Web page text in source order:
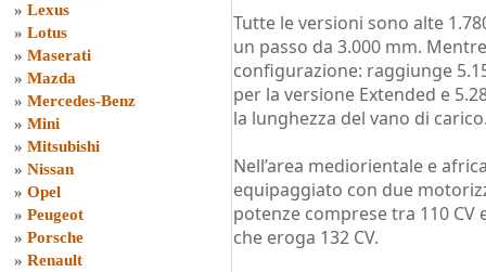
» Lexus
» Lotus
» Maserati
» Mazda
» Mercedes-Benz
» Mini
» Mitsubishi
» Nissan
» Opel
» Peugeot
» Porsche
» Renault
Tutte le versioni sono alte
un passo da 3.000 mm.
configurazione: raggiunge
per la versione Extended e
la lunghezza del vano di
Nell’area mediorientale e
equipaggiato con due
potenze comprese tra 110 CV
che eroga 132 CV.